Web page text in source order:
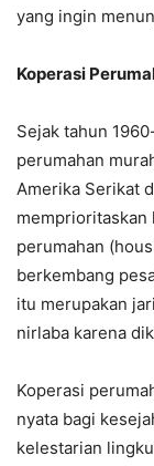
yang ingin
Koperasi
Sejak tahun
perumahan
Amerika Serikat
memprioritaskan
perumahan
berkembang
itu merupakan
nirlaba karena
Koperasi
nyata bagi
kelestarian